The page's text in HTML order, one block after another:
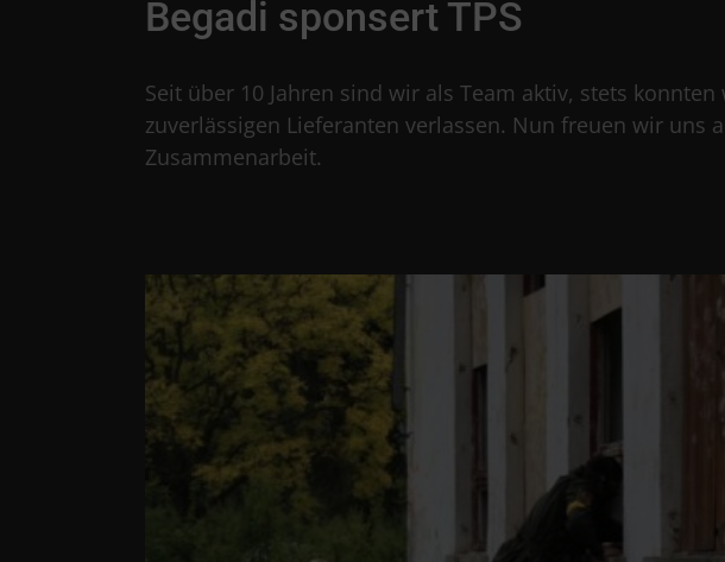
Begadi sponsert TPS
Seit über 10 Jahren sind wir als Team aktiv, stets
zuverlässigen Lieferanten verlassen. Nun freuen wir uns
Zusammenarbeit.